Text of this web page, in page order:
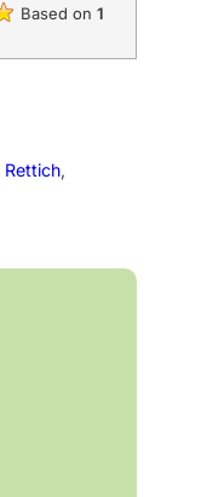
Based on 1
Rettich